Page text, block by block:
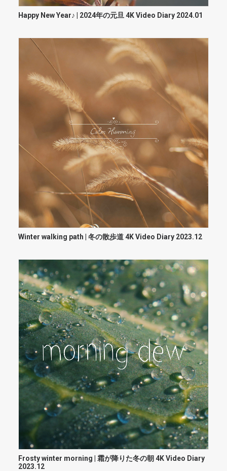
Happy New Year♪ | 2024年の元旦 4K Video Diary 2024.01
Winter walking path | 冬の散歩道 4K Video Diary 2023.12
Frosty winter morning | 霜が降りた冬の朝 4K Video Diary
2023.12